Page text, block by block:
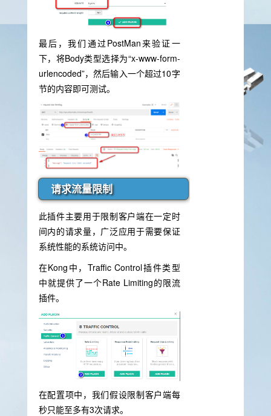
最后，我们通过PostMan来验证一
下，将Body类型选择为“x-www-form-
urlencoded”，然后输入一个超过10字
节的内容即可测试。
请求流量限制
此插件主要用于限制客户端在一定时
间内的请求量，广泛应用于需要保证
系统性能的系统访问中。
在Kong中，Traffic Control插件类型
中就提供了一个Rate Limiting的限流
插件。
在配置项中，我们假设限制客户端每
秒只能至多有3次请求。